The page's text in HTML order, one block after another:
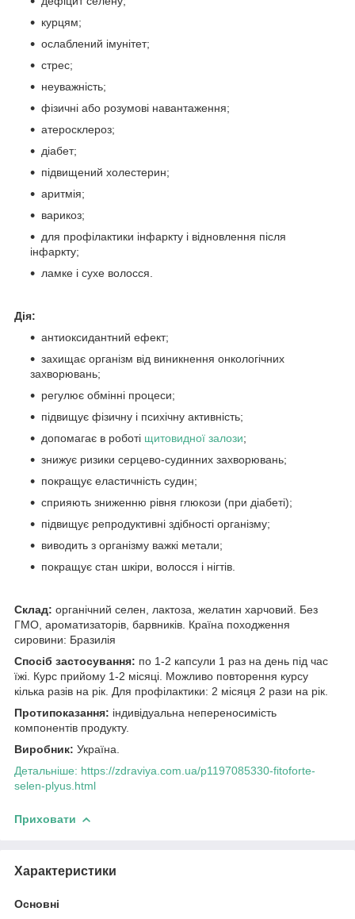
курцям;
ослаблений імунітет;
стрес;
неуважність;
фізичні або розумові навантаження;
атеросклероз;
діабет;
підвищений холестерин;
аритмія;
варикоз;
для профілактики інфаркту і відновлення після
інфаркту;
ламке і сухе волосся.
Дія:
антиоксидантний ефект;
захищає організм від виникнення онкологічних
захворювань;
регулює обмінні процеси;
підвищує фізичну і психічну активність;
допомагає в роботі щитовидної залози;
знижує ризики серцево-судинних захворювань;
покращує еластичність судин;
сприяють зниженню рівня глюкози (при діабеті);
підвищує репродуктивні здібності організму;
виводить з організму важкі метали;
покращує стан шкіри, волосся і нігтів.
Склад: органічний селен, лактоза, желатин харчовий. Без
ГМО, ароматизаторів, барвників. Країна походження
сировини: Бразилія
Спосіб застосування: по 1-2 капсули 1 раз на день під час
їжі. Курс прийому 1-2 місяці. Можливо повторення курсу
кілька разів на рік. Для профілактики: 2 місяця 2 рази на рік.
Протипоказання: індивідуальна непереносимість
компонентів продукту.
Виробник: Україна.
Детальніше: https://zdraviya.com.ua/p1197085330-fitoforte-
selen-plyus.html
Приховати
Характеристики
Основні